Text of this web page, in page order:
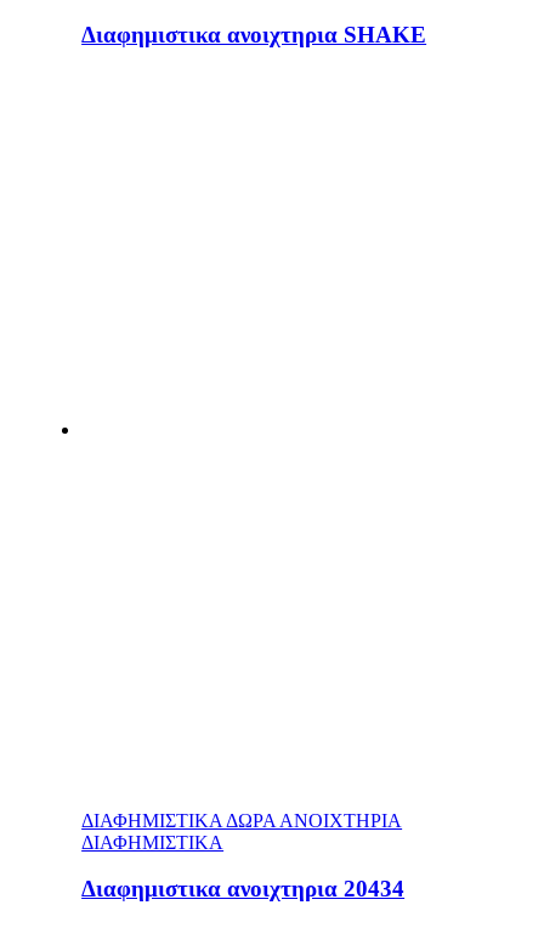
Διαφημιστικα ανοιχτηρια SHAKE
ΔΙΑΦΗΜΙΣΤΙΚΑ ΔΩΡΑ ΑΝΟΙΧΤΗΡΙΑ
ΔΙΑΦΗΜΙΣΤΙΚΑ
Διαφημιστικα ανοιχτηρια 20434